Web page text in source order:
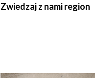
Zwiedzaj z nami region